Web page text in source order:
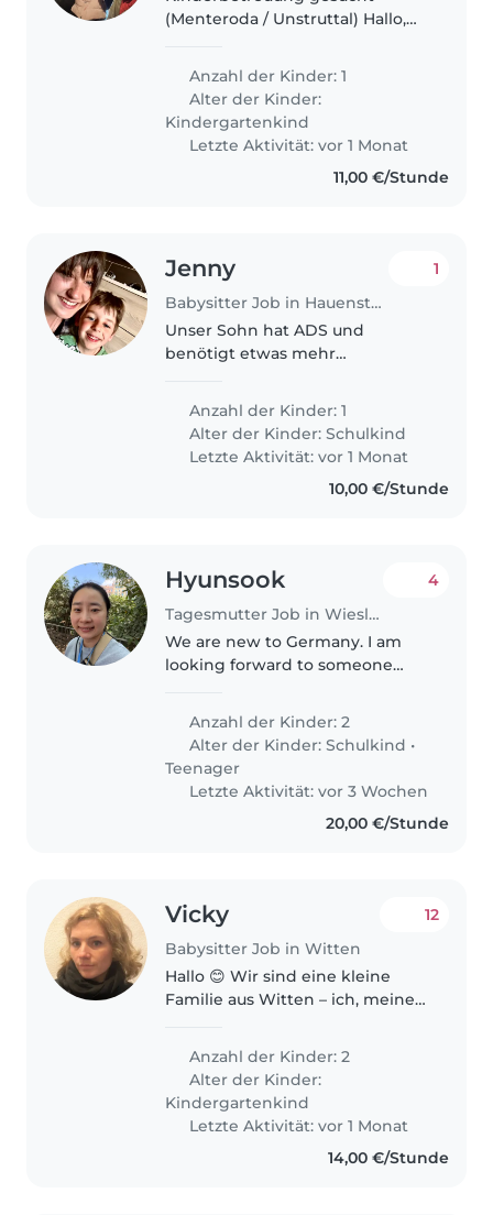
(Menteroda / Unstruttal) Hallo,
(3,5 Jahre alt) eine liebevolle und
zuverlässige Kinderbetreuung
für den Zeitraum vom 20.07...
Anzahl der Kinder: 1
Alter der Kinder:
Kindergartenkind
Letzte Aktivität: vor 1 Monat
11,00 €/Stunde
Jenny
Babysitter Job in Hauenstein
1
Unser Sohn hat ADS und
benötigt etwas mehr
Unterstützung beim Zimmer
aufräumen.
Anzahl der Kinder: 1
Alter der Kinder:Schulkind
Letzte Aktivität: vor 1 Monat
10,00 €/Stunde
Hyunsook
Tagesmutter Job in Wiesloch
4
We are new to Germany. I am
looking forward to someone
and give some advice about his
writing. Literacy tutor (helps
with reading and writing)
Anzahl der Kinder: 2
Alter der Kinder:Schulkind •
Teenager
Letzte Aktivität: vor 3 Wochen
20,00 €/Stunde
Vicky
Babysitter Job in Witten
12
Hallo 😊 Wir sind eine kleine
Familie aus Witten – ich, meine
kleiner Dackel – und suchen
eine liebevolle, zuverlässige..
Anzahl der Kinder: 2
Alter der Kinder:
Kindergartenkind
Letzte Aktivität: vor 1 Monat
14,00 €/Stunde